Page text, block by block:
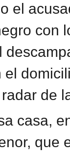
el
con
el
de
casa,
que